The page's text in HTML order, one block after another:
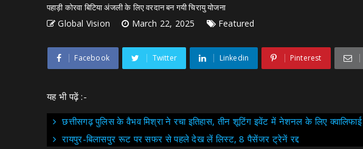
पहाड़ी कोरवा बिटिया अंजली के लिए वरदान बन गयी चिरायु योजना
Global Vision March 22, 2025 Featured
Facebook Twitter Linkedin Pinterest
यह भी पढ़ें :-
छत्तीसगढ़ पुलिस के वैभव मिश्रा ने रचा इतिहास, तीन शूटिंग इवेंट में नेशनल के लिए क्वालिफाई
रायपुर-बिलासपुर रूट पर सफर से पहले देख लें लिस्ट, 8 पैसेंजर ट्रेनें रद्द